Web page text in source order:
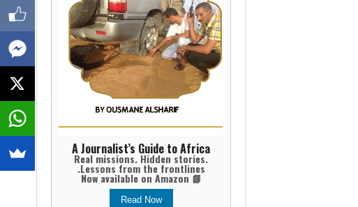
A Journalist’s Guide to Africa
Real missions. Hidden stories.
Lessons from the frontlines.
📘 Now available on Amazon
Read Now